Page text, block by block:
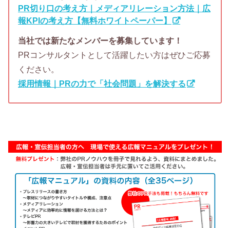
PR切り口の考え方｜メディアリレーション方法｜広
報KPIの考え方【無料ホワイトペーパー】
当社では新たなメンバーを募集しています！
PRコンサルタントとして活躍したい方はぜひご応募
ください。
採用情報｜PRの力で「社会問題」を解決する